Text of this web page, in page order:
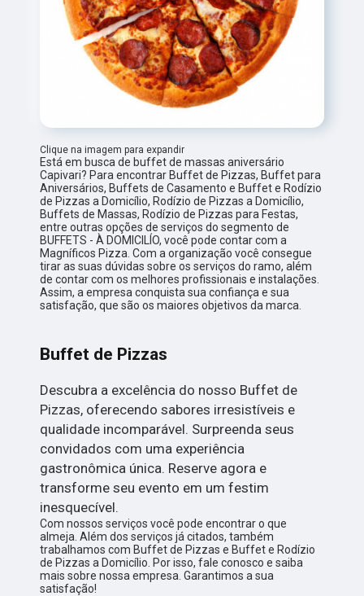
Clique na imagem para expandir
Está em busca de buffet de massas aniversário
Capivari? Para encontrar Buffet de Pizzas, Buffet para
Aniversários, Buffets de Casamento e Buffet e Rodízio
de Pizzas a Domicílio, Rodízio de Pizzas a Domicílio,
Buffets de Massas, Rodízio de Pizzas para Festas,
entre outras opções de serviços do segmento de
BUFFETS - À DOMICILÍO, você pode contar com a
Magníficos Pizza. Com a organização você consegue
tirar as suas dúvidas sobre os serviços do ramo, além
de contar com os melhores profissionais e instalações.
Assim, a empresa conquista sua confiança e sua
satisfação, que são os maiores objetivos da marca.
Buffet de Pizzas
Descubra a excelência do nosso Buffet de
Pizzas, oferecendo sabores irresistíveis e
qualidade incomparável. Surpreenda seus
convidados com uma experiência
gastronômica única. Reserve agora e
transforme seu evento em um festim
inesquecível.
Com nossos serviços você pode encontrar o que
almeja. Além dos serviços já citados, também
trabalhamos com Buffet de Pizzas e Buffet e Rodízio
de Pizzas a Domicílio. Por isso, fale conosco e saiba
mais sobre nossa empresa. Garantimos a sua
satisfação!